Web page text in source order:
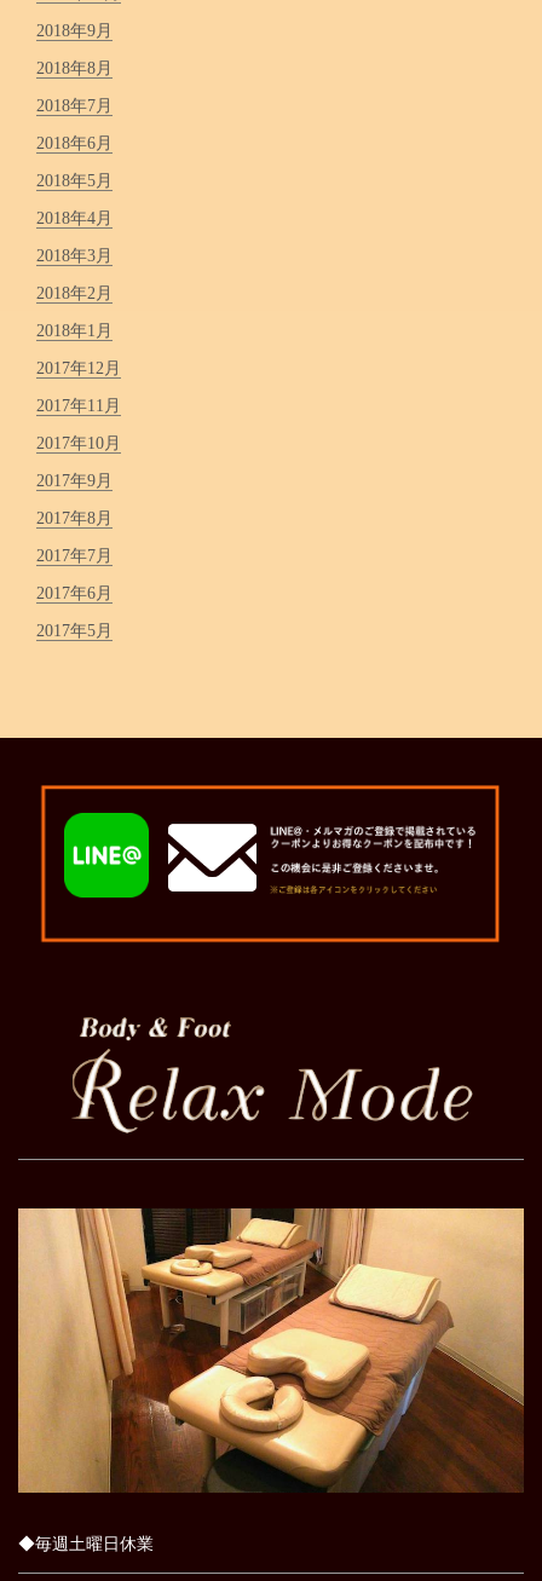
2018年9月
2018年8月
2018年7月
2018年6月
2018年5月
2018年4月
2018年3月
2018年2月
2018年1月
2017年12月
2017年11月
2017年10月
2017年9月
2017年8月
2017年7月
2017年6月
2017年5月
◆毎週土曜日休業